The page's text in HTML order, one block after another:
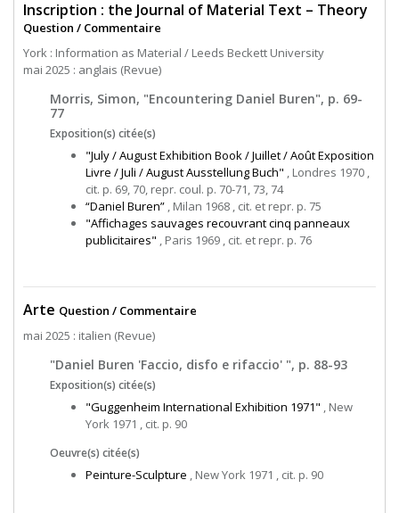
Inscription : the Journal of Material Text – Theory
Question / Commentaire
York : Information as Material / Leeds Beckett University
mai 2025 : anglais (Revue)
Morris, Simon, "Encountering Daniel Buren", p. 69-
77
Exposition(s) citée(s)
"July / August Exhibition Book / Juillet / Août Exposition
Livre / Juli / August Ausstellung Buch" , Londres 1970 ,
cit. p. 69, 70, repr. coul. p. 70-71, 73, 74
“Daniel Buren” , Milan 1968 , cit. et repr. p. 75
"Affichages sauvages recouvrant cinq panneaux
publicitaires" , Paris 1969 , cit. et repr. p. 76
Arte Question / Commentaire
mai 2025 : italien (Revue)
"Daniel Buren 'Faccio, disfo e rifaccio' ", p. 88-93
Exposition(s) citée(s)
"Guggenheim International Exhibition 1971" , New
York 1971 , cit. p. 90
Oeuvre(s) citée(s)
Peinture-Sculpture , New York 1971 , cit. p. 90